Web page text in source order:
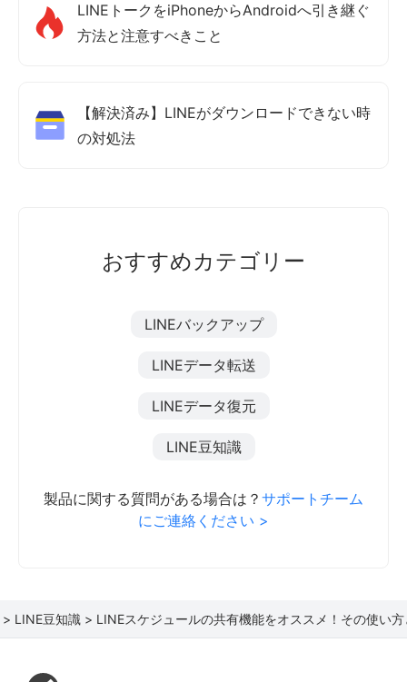
LINEトークをiPhoneからAndroidへ引き継ぐ
方法と注意すべきこと
【解決済み】LINEがダウンロードできない時
の対処法
おすすめカテゴリー
LINEバックアップ
LINEデータ転送
LINEデータ復元
LINE豆知識
製品に関する質問がある場合は？ サポートチーム
にご連絡ください >
> LINE豆知識 > LINEスケジュールの共有機能をオススメ！その使い